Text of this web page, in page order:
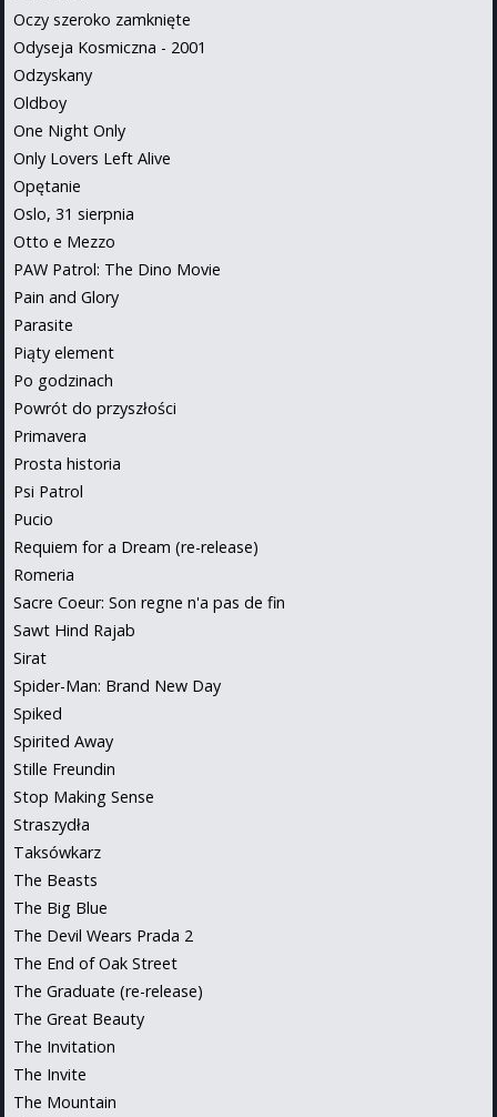
Oczy szeroko zamknięte
Odyseja Kosmiczna - 2001
Odzyskany
Oldboy
One Night Only
Only Lovers Left Alive
Opętanie
Oslo, 31 sierpnia
Otto e Mezzo
PAW Patrol: The Dino Movie
Pain and Glory
Parasite
Piąty element
Po godzinach
Powrót do przyszłości
Primavera
Prosta historia
Psi Patrol
Pucio
Requiem for a Dream (re-release)
Romeria
Sacre Coeur: Son regne n'a pas de fin
Sawt Hind Rajab
Sirat
Spider-Man: Brand New Day
Spiked
Spirited Away
Stille Freundin
Stop Making Sense
Straszydła
Taksówkarz
The Beasts
The Big Blue
The Devil Wears Prada 2
The End of Oak Street
The Graduate (re-release)
The Great Beauty
The Invitation
The Invite
The Mountain